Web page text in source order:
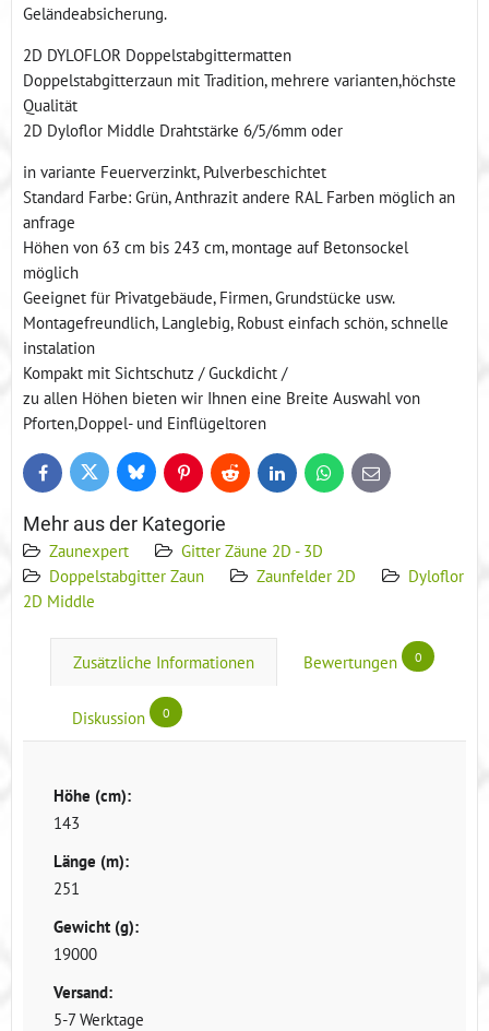
Geländeabsicherung.
2D DYLOFLOR Doppelstabgittermatten
Doppelstabgitterzaun mit Tradition, mehrere varianten,höchste
Qualität
2D Dyloflor Middle Drahtstärke 6/5/6mm oder
in variante Feuerverzinkt, Pulverbeschichtet
Standard Farbe: Grün, Anthrazit andere RAL Farben möglich an
anfrage
Höhen von 63 cm bis 243 cm, montage auf Betonsockel
möglich
Geeignet für Privatgebäude, Firmen, Grundstücke usw.
Montagefreundlich, Langlebig, Robust einfach schön, schnelle
instalation
Kompakt mit Sichtschutz / Guckdicht /
zu allen Höhen bieten wir Ihnen eine Breite Auswahl von
Pforten,Doppel- und Einflügeltoren
FacebookTwitter BlueskyPinterestReddit LinkedInWhatsApp
E-
mail
Mehr aus der Kategorie
Zaunexpert
Gitter Zäune 2D - 3D
Doppelstabgitter Zaun
Zaunfelder 2D
Dyloflor
2D Middle
Zusätzliche Informationen Bewertungen 0
Diskussion 0
Höhe (cm):
143
Länge (m):
251
Gewicht (g):
19000
Versand:
5-7 Werktage